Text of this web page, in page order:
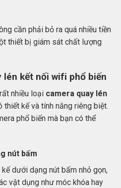
cần phải bỏ ra quá nhiều tiền
thiết bị giám sát chất lượng
lén kết nối wifi phổ biến
nhiều loại camera quay lén
thiết kế và tính năng riêng biệt.
phổ biến mà bạn có thể
nút bấm
dưới dạng nút bấm nhỏ gọn,
vật dụng như móc khóa hay